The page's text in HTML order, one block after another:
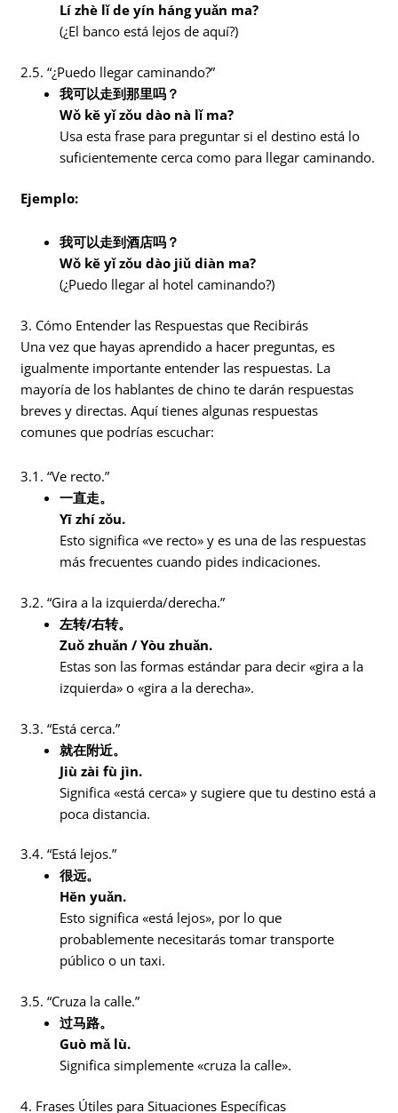
Lí zhè lǐ de yín háng yuǎn ma?
(¿El banco está lejos de aquí?)
2.5. “¿Puedo llegar caminando?”
我可以走到那里吗？
Wǒ kě yǐ zǒu dào nà lǐ ma?
Usa esta frase para preguntar si el destino está lo
suficientemente cerca como para llegar caminando.
Ejemplo:
我可以走到酒店吗？
Wǒ kě yǐ zǒu dào jiǔ diàn ma?
(¿Puedo llegar al hotel caminando?)
3. Cómo Entender las Respuestas que Recibirás
Una vez que hayas aprendido a hacer preguntas, es
igualmente importante entender las respuestas. La
mayoría de los hablantes de chino te darán respuestas
breves y directas. Aquí tienes algunas respuestas
comunes que podrías escuchar:
3.1. “Ve recto.”
一直走。
Yī zhí zǒu.
Esto significa «ve recto» y es una de las respuestas
más frecuentes cuando pides indicaciones.
3.2. “Gira a la izquierda/derecha.”
左转/右转。
Zuǒ zhuǎn / Yòu zhuǎn.
Estas son las formas estándar para decir «gira a la
izquierda» o «gira a la derecha».
3.3. “Está cerca.”
就在附近。
Jiù zài fù jìn.
Significa «está cerca» y sugiere que tu destino está a
poca distancia.
3.4. “Está lejos.”
很远。
Hěn yuǎn.
Esto significa «está lejos», por lo que
probablemente necesitarás tomar transporte
público o un taxi.
3.5. “Cruza la calle.”
过马路。
Guò mǎ lù.
Significa simplemente «cruza la calle».
4. Frases Útiles para Situaciones Específicas